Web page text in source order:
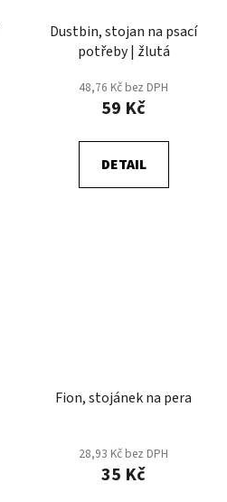
Dustbin, stojan na psací
potřeby | žlutá
48,76 Kč bez DPH
59 Kč
DETAIL
Fion, stojánek na pera
28,93 Kč bez DPH
35 Kč